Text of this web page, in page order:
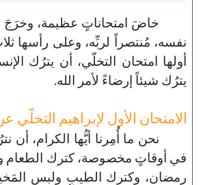
خاضَ امتحاناتٍ عظيمة، وخرَجَ
نفسه، مُنتصراً لربِّه، وعلى رأسها
أولها امتحان التخلّي، أن يترُك
يترُك شيئاً إرضاءً لأمر الله.
الامتحان الأول لإبراهيم التخلّي
نحن ما أُمِرنا أيُّها الكرام، أن
في أوقاتٍ مخصوصة، كترك الطعام
رمضان، وكترك الطيبِ ولبس